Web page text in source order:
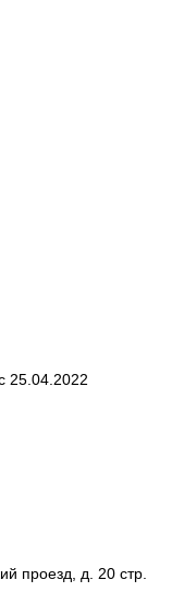
25.04.2022
проезд, д. 20 стр.